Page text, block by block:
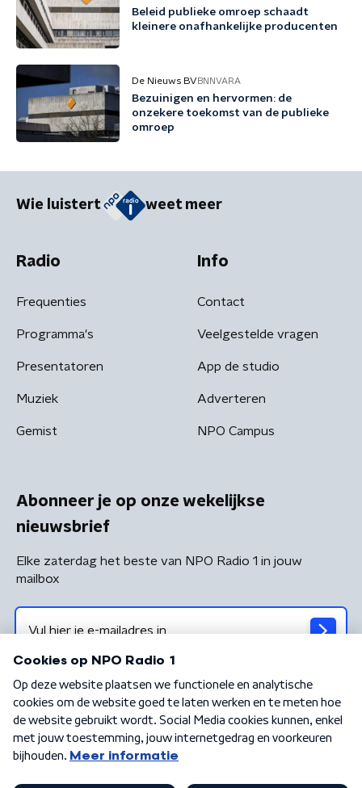
Beleid publieke omroep schaadt
kleinere onafhankelijke producenten
De Nieuws BV BNNVARA
Bezuinigen en hervormen: de
onzekere toekomst van de publieke
omroep
Wie luistert weet meer
Radio
Frequenties
Programma's
Presentatoren
Muziek
Gemist
Info
Contact
Veelgestelde vragen
App de studio
Adverteren
NPO Campus
Abonneer je op onze wekelijkse
nieuwsbrief
Elke zaterdag het beste van NPO Radio 1 in jouw
mailbox
Algemene voorwaarden